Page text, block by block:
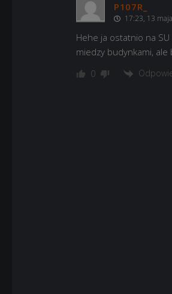
P107R_
17:23, 13
Hehe ja ostatnio na
miedzy budynkami, ale
0